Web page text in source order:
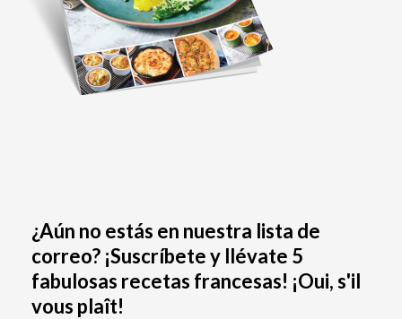
¿Aún no estás en nuestra lista de
correo? ¡Suscríbete y llévate 5
fabulosas recetas francesas! ¡Oui, s'il
vous plaît!